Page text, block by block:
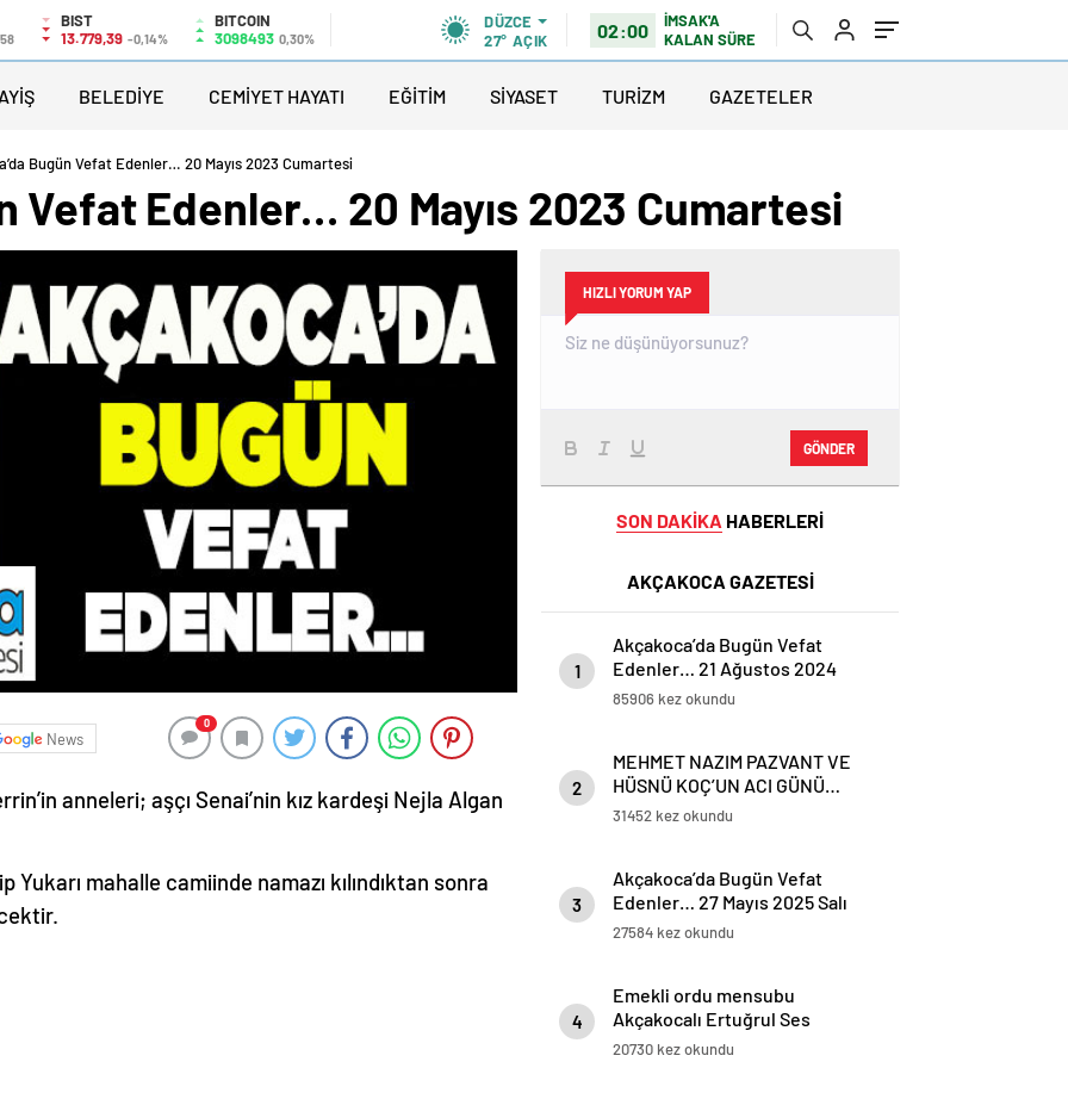
BIST
13.779,39 -0,14%
BITCOIN
3098493 0,30%
DÜZCE
27° AÇIK 02:00
İMSAK'A
KALAN SÜRE
BELEDİYE CEMİYET HAYATI EĞİTİM SİYASET TURİZM GAZETELER
Bugün Vefat Edenler… 20 Mayıs 2023 Cumartesi
Vefat Edenler… 20 Mayıs 2023 Cumartesi
News
0
anneleri; aşçı Senai’nin kız kardeşi Nejla Algan
Yukarı mahalle camiinde namazı kılındıktan sonra
HIZLI YORUM YAP
GÖNDER
SON DAKİKA HABERLERİ
AKÇAKOCA GAZETESİ
1
Akçakoca’da Bugün Vefat
Edenler… 21 Ağustos 2024
Çarşamba
85906 kez okundu
2
MEHMET NAZIM PAZVANT VE
HÜSNÜ KOÇ’UN ACI GÜNÜ…
31452 kez okundu
3
Akçakoca’da Bugün Vefat
Edenler… 27 Mayıs 2025 Salı
27584 kez okundu
4
Emekli ordu mensubu
Akçakocalı Ertuğrul Ses
Koronavirüse yenik düştü
20730 kez okundu